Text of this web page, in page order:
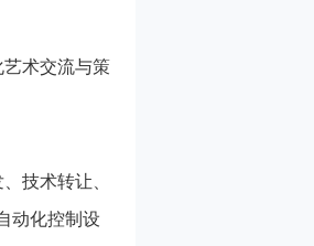
术交流与策
技术转让、
动化控制设